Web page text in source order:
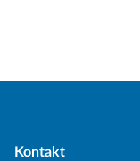
Kontakt